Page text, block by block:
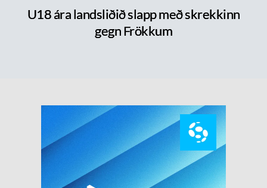
U18 ára landsliðið slapp með skrekkinn
gegn Frökkum